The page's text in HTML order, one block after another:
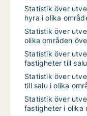
Statistik över
hyra i olika
Statistik över
olika områden
Statistik över
fastigheter till
Statistik över
till salu i olika
Statistik över
fastigheter i olika